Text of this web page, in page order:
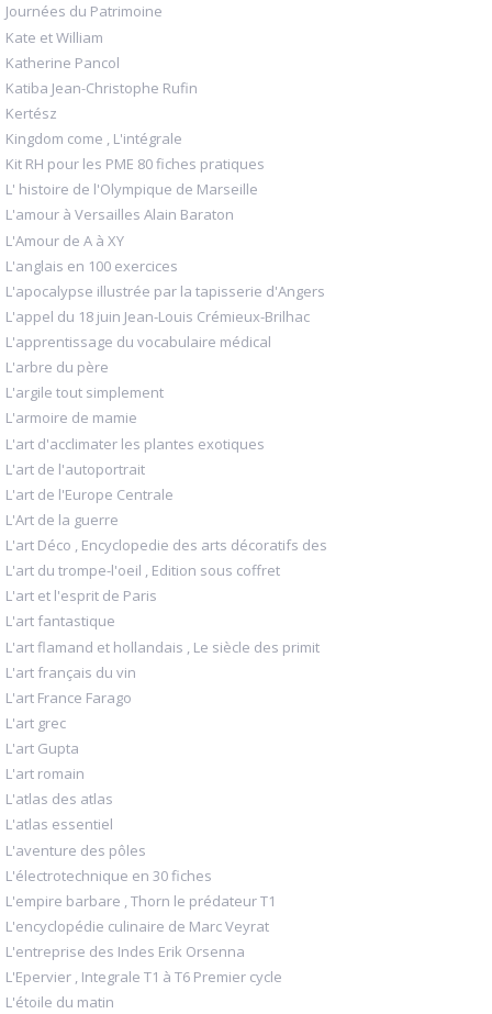
Journées du Patrimoine
Kate et William
Katherine Pancol
Katiba Jean-Christophe Rufin
Kertész
Kingdom come , L'intégrale
Kit RH pour les PME 80 fiches pratiques
L' histoire de l'Olympique de Marseille
L'amour à Versailles Alain Baraton
L'Amour de A à XY
L'anglais en 100 exercices
L'apocalypse illustrée par la tapisserie d'Angers
L'appel du 18 juin Jean-Louis Crémieux-Brilhac
L'apprentissage du vocabulaire médical
L'arbre du père
L'argile tout simplement
L'armoire de mamie
L'art d'acclimater les plantes exotiques
L'art de l'autoportrait
L'art de l'Europe Centrale
L'Art de la guerre
L'art Déco , Encyclopedie des arts décoratifs des
L'art du trompe-l'oeil , Edition sous coffret
L'art et l'esprit de Paris
L'art fantastique
L'art flamand et hollandais , Le siècle des primit
L'art français du vin
L'art France Farago
L'art grec
L'art Gupta
L'art romain
L'atlas des atlas
L'atlas essentiel
L'aventure des pôles
L'électrotechnique en 30 fiches
L'empire barbare , Thorn le prédateur T1
L'encyclopédie culinaire de Marc Veyrat
L'entreprise des Indes Erik Orsenna
L'Epervier , Integrale T1 à T6 Premier cycle
L'étoile du matin